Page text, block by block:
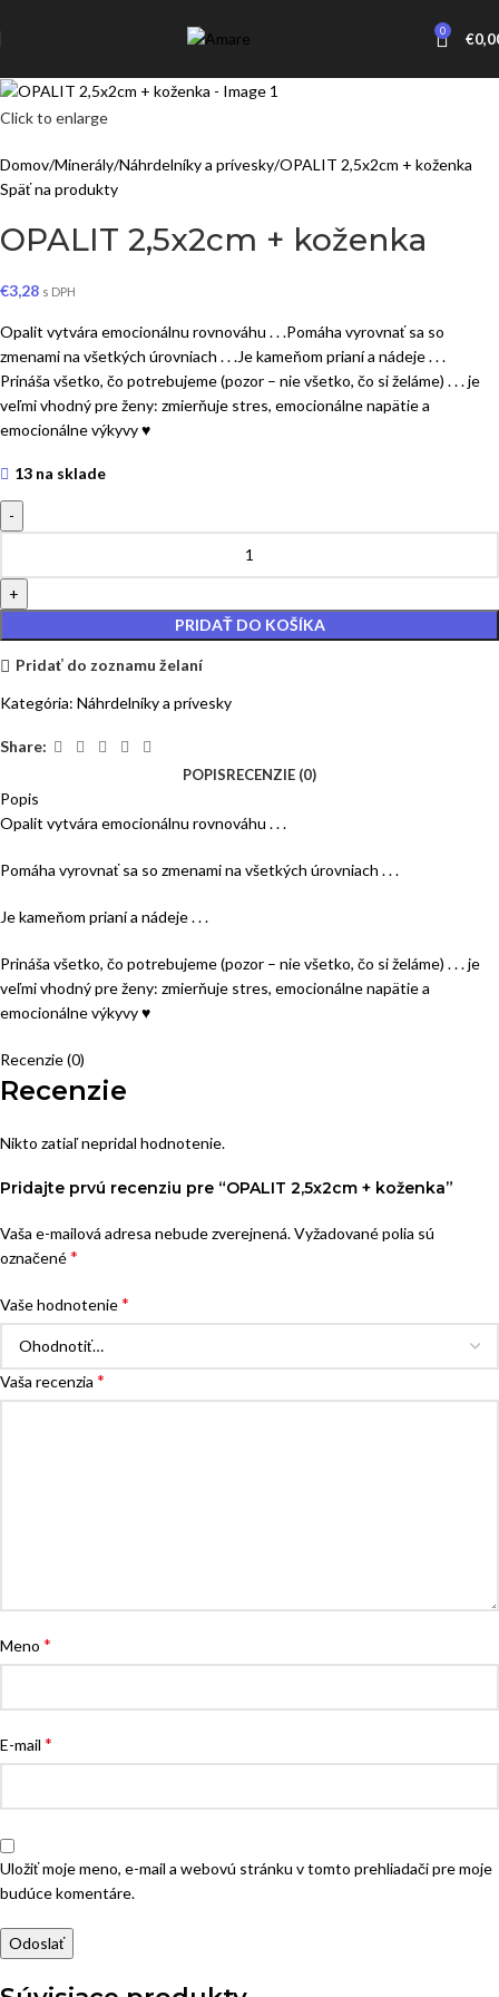
0 €
Click to enlarge
Domov Minerály Náhrdelníky a prívesky OPALIT 2,5x2cm + koženka
Späť na produkty
OPALIT 2,5x2cm + koženka
€3,28 s DPH
Opalit vytvára emocionálnu rovnováhu . . .Pomáha vyrovnať sa so
zmenami na všetkých úrovniach . . .Je kameňom prianí a nádeje . . .
Prináša všetko, čo potrebujeme (pozor – nie všetko, čo si želáme) . . . je
veľmi vhodný pre ženy: zmierňuje stres, emocionálne napätie a
emocionálne výkyvy ♥
13 na sklade
PRIDAŤ DO KOŠÍKA
Pridať do zoznamu želaní
Kategória: Náhrdelníky a prívesky
Share:
POPISRECENZIE (0)
Popis
Opalit vytvára emocionálnu rovnováhu . . .
Pomáha vyrovnať sa so zmenami na všetkých úrovniach . . .
Je kameňom prianí a nádeje . . .
Prináša všetko, čo potrebujeme (pozor – nie všetko, čo si želáme) . . . je
veľmi vhodný pre ženy: zmierňuje stres, emocionálne napätie a
emocionálne výkyvy ♥
Recenzie (0)
Recenzie
Nikto zatiaľ nepridal hodnotenie.
Pridajte prvú recenziu pre “OPALIT 2,5x2cm + koženka”
Vaša e-mailová adresa nebude zverejnená.Vyžadované polia sú
označené*
Vaše hodnotenie*
Vaša recenzia *
Meno *
E-mail *
Uložiť moje meno, e-mail a webovú stránku v tomto prehliadači pre moje
budúce komentáre.